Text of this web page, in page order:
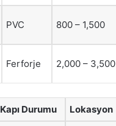
PVC 800 – 1,500
Ferforje 2,000 – 3,500
Kapı Durumu Lokasyon